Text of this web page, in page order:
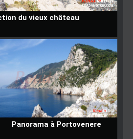
du vieux château
Panorama à Portovenere